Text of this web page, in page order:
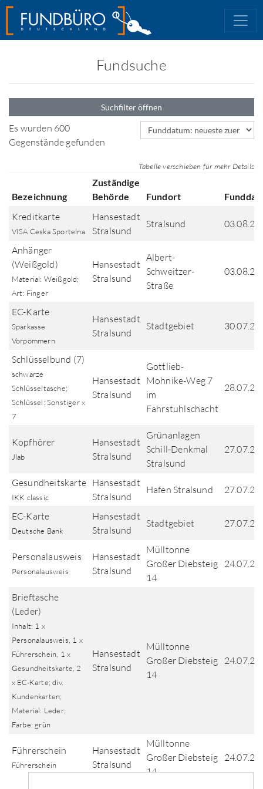
Fundsuche
Suchfilter öffnen
Es wurden 600
Gegenstände gefunden
Sortierfeld
Tabelle verschieben für mehr Details
Bezeichnung
Zuständige
Behörde
Fundort
Kreditkarte
VISA Ceska Sportelna
Hansestadt
Stralsund
Stralsund
Anhänger
(Weißgold)
Material: Weißgold;
Art: Finger
Hansestadt
Stralsund
Albert-
Schweitzer-
Straße
EC-Karte
Sparkasse
Vorpommern
Hansestadt
Stralsund
Stadtgebiet
Schlüsselbund (7)
schwarze
Schlüsseltasche;
Schlüssel: Sonstiger x
7
Hansestadt
Stralsund
Gottlieb-
Mohnike-Weg 7
im
Fahrstuhlschacht
Kopfhörer
Jlab
Hansestadt
Stralsund
Grünanlagen
Schill-Denkmal
Stralsund
Gesundheitskarte
IKK classic
Hansestadt
Stralsund
Hafen Stralsund
EC-Karte
Deutsche Bank
Hansestadt
Stralsund
Stadtgebiet
Personalausweis
Personalausweis
Hansestadt
Stralsund
Mülltonne
Großer Diebsteig
14
Brieftasche
(Leder)
Inhalt: 1 x
Personalausweis, 1 x
Führerschein, 1 x
Gesundheitskarte, 2
x EC-Karte; div.
Kundenkarten;
Material: Leder;
Farbe: grün
Hansestadt
Stralsund
Mülltonne
Großer Diebsteig
14
Führerschein
Führerschein
Hansestadt
Stralsund
Mülltonne
Großer Diebsteig
14